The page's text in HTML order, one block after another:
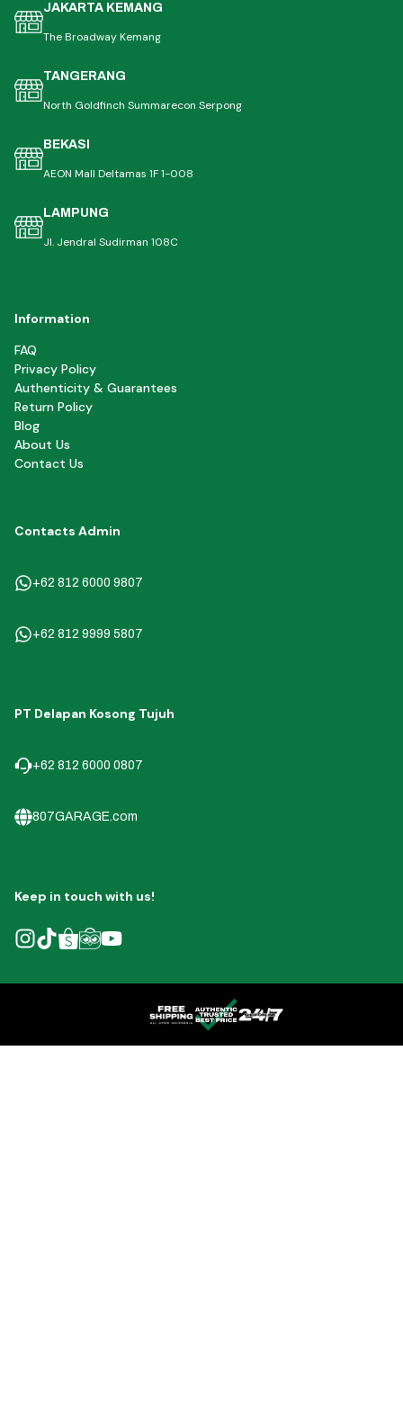
JAKARTA KEMANG
The Broadway Kemang
TANGERANG
North Goldfinch Summarecon Serpong
BEKASI
AEON Mall Deltamas 1F 1-008
LAMPUNG
Jl. Jendral Sudirman 108C
Information
FAQ
Privacy Policy
Authenticity & Guarantees
Return Policy
Blog
About Us
Contact Us
Contacts Admin
+62 812 6000 9807
+62 812 9999 5807
PT Delapan Kosong Tujuh
+62 812 6000 0807
807GARAGE.com
Keep in touch with us!